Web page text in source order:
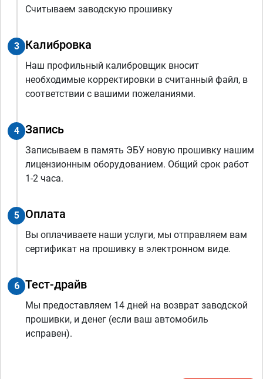
Считываем заводскую прошивку
3 Калибровка
Наш профильный калибровщик вносит
необходимые корректировки в считанный файл, в
соответствии с вашими пожеланиями.
4 Запись
Записываем в память ЭБУ новую прошивку нашим
лицензионным оборудованием. Общий срок работ
1-2 часа.
5 Оплата
Вы оплачиваете наши услуги, мы отправляем вам
сертификат на прошивку в электронном виде.
6 Тест-драйв
Мы предоставляем 14 дней на возврат заводской
прошивки, и денег (если ваш автомобиль
исправен).